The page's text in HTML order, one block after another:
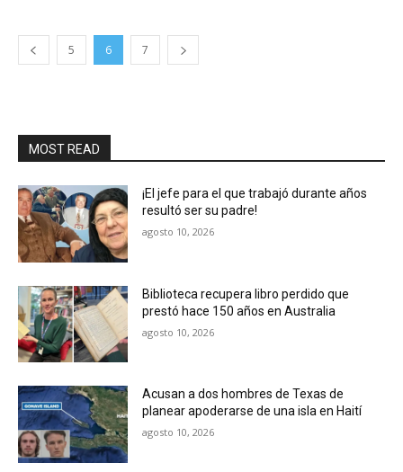
5 6 7
MOST READ
¡El jefe para el que trabajó durante años
resultó ser su padre!
agosto 10, 2026
Biblioteca recupera libro perdido que
prestó hace 150 años en Australia
agosto 10, 2026
Acusan a dos hombres de Texas de
planear apoderarse de una isla en Haití
agosto 10, 2026